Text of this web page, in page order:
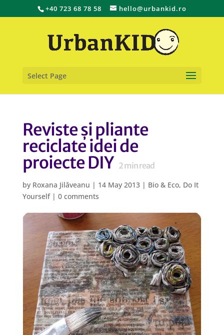
+40 723 68 78 58 hello@urbankid.ro
Select Page
Reviste și pliante
reciclate idei de
proiecte DIY 2min read
by Roxana Jilăveanu | 14 May 2013| Bio & Eco, Do It
Yourself| 0 comments